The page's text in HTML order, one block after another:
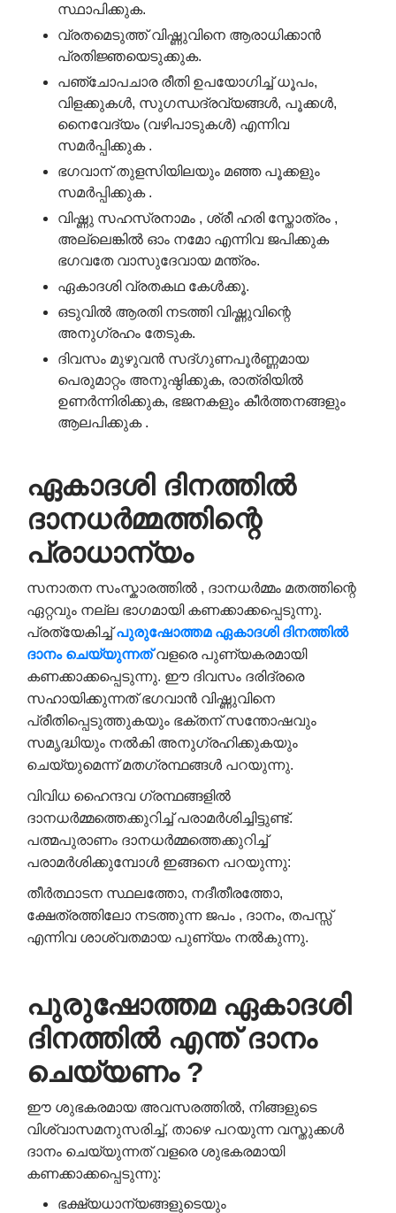
സ്ഥാപിക്കുക.
വ്രതമെടുത്ത് വിഷ്ണുവിനെ ആരാധിക്കാൻ
പ്രതിജ്ഞയെടുക്കുക.
പഞ്ചോപചാര രീതി ഉപയോഗിച്ച് ധൂപം,
വിളക്കുകൾ, സുഗന്ധദ്രവ്യങ്ങൾ, പൂക്കൾ,
നൈവേദ്യം (വഴിപാടുകൾ) എന്നിവ
സമർപ്പിക്കുക .
ഭഗവാന് തുളസിയിലയും മഞ്ഞ പൂക്കളും
സമർപ്പിക്കുക .
വിഷ്ണു സഹസ്രനാമം , ശ്രീ ഹരി സ്തോത്രം ,
അല്ലെങ്കിൽ ഓം നമോ എന്നിവ ജപിക്കുക
ഭഗവതേ വാസുദേവായ മന്ത്രം.
ഏകാദശി വ്രതകഥ കേൾക്കൂ.
ഒടുവിൽ ആരതി നടത്തി വിഷ്ണുവിന്റെ
അനുഗ്രഹം തേടുക.
ദിവസം മുഴുവൻ സദ്‌ഗുണപൂർണ്ണമായ
പെരുമാറ്റം അനുഷ്ഠിക്കുക, രാത്രിയിൽ
ഉണർന്നിരിക്കുക, ഭജനകളും കീർത്തനങ്ങളും
ആലപിക്കുക .
ഏകാദശി ദിനത്തിൽ
ദാനധർമ്മത്തിന്റെ
പ്രാധാന്യം
സനാതന സംസ്കാരത്തിൽ , ദാനധർമ്മം മതത്തിന്റെ
ഏറ്റവും നല്ല ഭാഗമായി കണക്കാക്കപ്പെടുന്നു.
പ്രത്യേകിച്ച്പുരുഷോത്തമ ഏകാദശി ദിനത്തിൽ
ദാനം ചെയ്യുന്നത്വളരെ പുണ്യകരമായി
കണക്കാക്കപ്പെടുന്നു. ഈ ദിവസം ദരിദ്രരെ
സഹായിക്കുന്നത് ഭഗവാൻ വിഷ്ണുവിനെ
പ്രീതിപ്പെടുത്തുകയും ഭക്തന് സന്തോഷവും
സമൃദ്ധിയും നൽകി അനുഗ്രഹിക്കുകയും
ചെയ്യുമെന്ന് മതഗ്രന്ഥങ്ങൾ പറയുന്നു.
വിവിധ ഹൈന്ദവ ഗ്രന്ഥങ്ങളിൽ
ദാനധർമ്മത്തെക്കുറിച്ച് പരാമർശിച്ചിട്ടുണ്ട്.
പത്മപുരാണം ദാനധർമ്മത്തെക്കുറിച്ച്
പരാമർശിക്കുമ്പോൾ ഇങ്ങനെ പറയുന്നു:
തീർത്ഥാടന സ്ഥലത്തോ, നദീതീരത്തോ,
ക്ഷേത്രത്തിലോ നടത്തുന്ന ജപം , ദാനം, തപസ്സ്
എന്നിവ ശാശ്വതമായ പുണ്യം നൽകുന്നു.
പുരുഷോത്തമ ഏകാദശി
ദിനത്തിൽ എന്ത് ദാനം
ചെയ്യണം ?
ഈ ശുഭകരമായ അവസരത്തിൽ, നിങ്ങളുടെ
വിശ്വാസമനുസരിച്ച്, താഴെ പറയുന്ന വസ്തുക്കൾ
ദാനം ചെയ്യുന്നത് വളരെ ശുഭകരമായി
കണക്കാക്കപ്പെടുന്നു:
ഭക്ഷ്യധാന്യങ്ങളുടെയും